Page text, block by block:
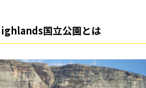
国立公園とは